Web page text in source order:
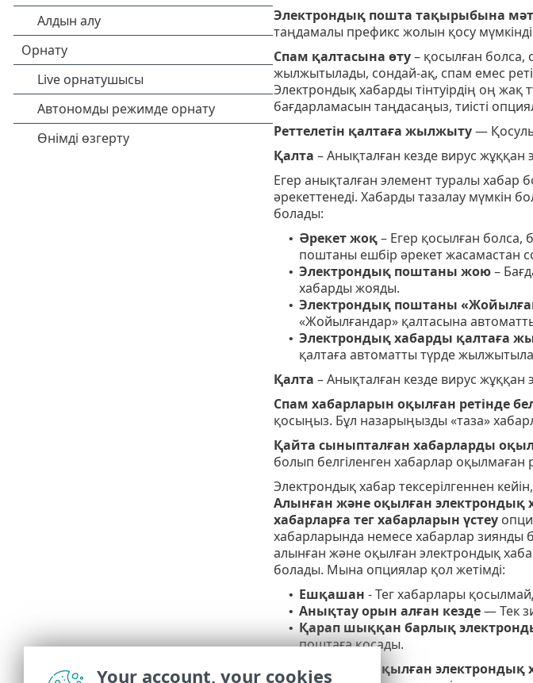
Электрондық пошта тақырыбына
таңдамалы префикс жолын қосу
Спам қалтасына өту– қосылған болса,
жылжытылады, сондай-ақ, спам емес
Электрондық хабарды тінтуірдің оң жақ
бағдарламасын таңдасаңыз, тиісті
Реттелетін қалтаға жылжыту— Қосулы
Қалта – Анықталған кезде вирус
Егер анықталған элемент туралы хабар
әрекеттенеді. Хабарды тазалау мүмкін
болады:
• Әрекет жоқ– Егер қосылған болса,
поштаны ешбір әрекет жасамастан
• Электрондық поштаны жою–
хабарды жояды.
• Электрондық поштаны
«Жойылғандар» қалтасына
• Электрондық хабарды қалтаға
қалтаға автоматты түрде
Қалта – Анықталған кезде вирус
Спам хабарларын оқылған ретінде
қосыңыз. Бұл назарыңызды «таза»
Қайта сыныпталған хабарларды
болып белгіленген хабарлар оқылмаған
Электрондық хабар тексерілгеннен
Алынған және оқылған электрондық
хабарларға тег хабарларын үстеу
хабарларында немесе хабарлар зиянды
алынған және оқылған электрондық
болады. Мына опциялар қол жетімді:
• Ешқашан - Тег хабарлары
• Анықтау орын алған кезде— Тек
• Қарап шыққан барлық
поштаға қосады.
Алынған және оқылған
Your account, your cookies